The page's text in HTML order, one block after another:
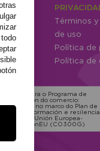
Términos
de uso
Política de
Política de
para o Programa de
do comercio:
no marco do Plan de
transformación e resilencia
pola Unión Europea-
(CO300G)